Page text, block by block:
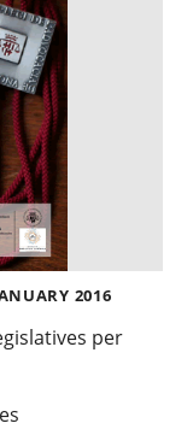
2016
per